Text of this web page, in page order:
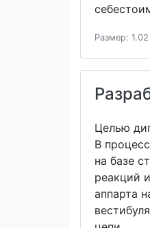
Размер:
Целью
В
на базе
реакций
аппарта